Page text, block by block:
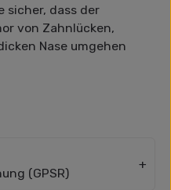
sicher, dass der
von Zahnlücken,
Nase umgehen
(GPSR)